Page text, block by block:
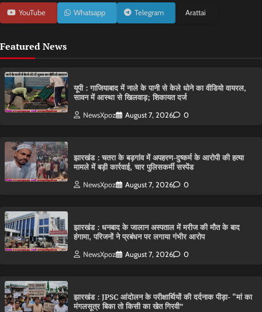
YouTube Whatsapp Telegram Arattai
Featured News
यूपी : गाजियाबाद में नाले के पानी से केले धोने का वीडियो वायरल,
सावन में आस्था से खिलवाड़; शिकायत दर्ज
NewsXpoz August 7, 2026 0
झारखंड : चतरा के बड़गांव में अपहरण-दुष्कर्म के आरोपी की हत्या
मामले में बड़ी कार्रवाई, चार पुलिसकर्मी सस्पेंड
NewsXpoz August 7, 2026 0
झारखंड : धनबाद के जालान अस्पताल में मरीज की मौत के बाद
हंगामा, परिजनों ने प्रबंधन पर लगाया गंभीर आरोप
NewsXpoz August 7, 2026 0
झारखंड : JPSC आंदोलन के परीक्षार्थियों की दर्दनाक पीड़ा- “मां का
मंगलसूत्र बिका तो किसी का खेत गिरवी”